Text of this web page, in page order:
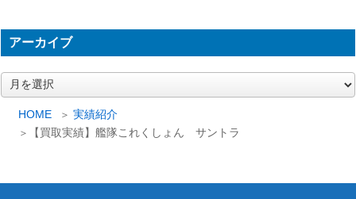
HOME
実績紹介
【買取実績】艦隊これくしょん サントラ
アーカイブ
ー